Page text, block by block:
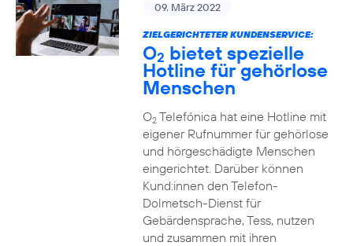
09. März 2022
ZIELGERICHTETER KUNDENSERVICE:
O2 bietet spezielle
Hotline für gehörlose
Menschen
O2Telefónica hat eine Hotline mit
eigener Rufnummer für gehörlose
und hörgeschädigte Menschen
eingerichtet. Darüber können
Kund:innen den Telefon-
Dolmetsch-Dienst für
Gebärdensprache, Tess, nutzen
und zusammen mit ihren